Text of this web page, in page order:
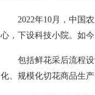
2022年10月，中国
心，下设科技小院。如
包括鲜花采后流程
化、规模化切花商品生产